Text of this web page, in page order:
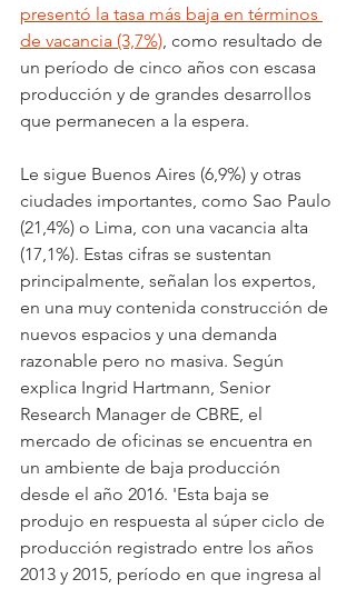
presentó la tasa más baja en términos
de vacancia (3,7%), como resultado de
un período de cinco años con escasa
producción y de grandes desarrollos
que permanecen a la espera.
Le sigue Buenos Aires (6,9%) y otras
ciudades importantes, como Sao Paulo
(21,4%) o Lima, con una vacancia alta
(17,1%). Estas cifras se sustentan
principalmente, señalan los expertos,
en una muy contenida construcción de
nuevos espacios y una demanda
razonable pero no masiva. Según
explica Ingrid Hartmann, Senior
Research Manager de CBRE, el
mercado de oficinas se encuentra en
un ambiente de baja producción
desde el año 2016. 'Esta baja se
produjo en respuesta al súper ciclo de
producción registrado entre los años
2013 y 2015, período en que ingresa al